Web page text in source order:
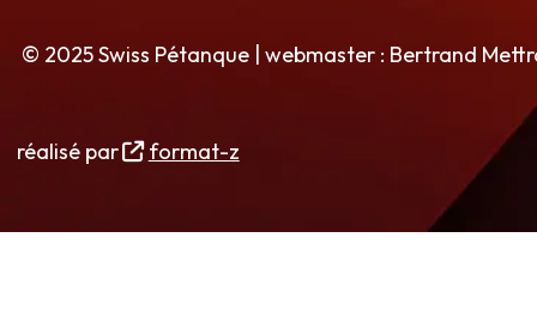
© 2025 Swiss Pétanque | webmaster : Bertrand
réalisé par format-z